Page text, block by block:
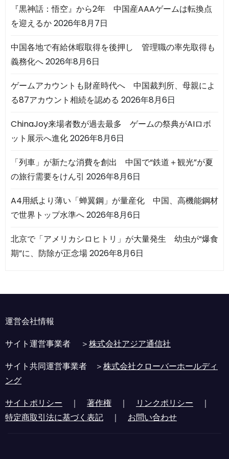
『黒神話：悟空』から2年 中国産AAAゲームは転換点
を迎えるか2026年8月7日
中国各地で有給休暇取得を後押し 管理職の率先取得も
義務化へ2026年8月6日
ゲームアカウントも財産時代へ 中国裁判所、母親によ
る87アカウント相続を認める 2026年8月6日
ChinaJoy来場者数が過去最多 ゲームの祭典がAIロボ
ット展示へ進化2026年8月6日
「列車」が新たな消費を創出 中国で“鉄道＋観光”が夏
の旅行需要をけん引 2026年8月6日
A4用紙より薄い「蝉翼鋼」が量産化 中国、高機能鋼材
で世界トップ水準へ2026年8月6日
北京で「アメリカシロヒトリ」が大量発生 幼虫が“爆食
期”に、防除が正念場2026年8月6日
運営会社情報
サイト運営事業者 ＞株式会社アジア通信社
サイト共同運営事業者 ＞株式会社クローバーホールディ
ング
サイトポリシー ｜ 著作権 ｜ リンクポリシー ｜
特定商取引法に基づく表記 ｜ お問い合わせ